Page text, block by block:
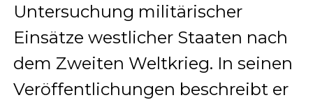
Untersuchung militärischer
Einsätze westlicher Staaten nach
dem Zweiten Weltkrieg. In seinen
Veröffentlichungen beschreibt er